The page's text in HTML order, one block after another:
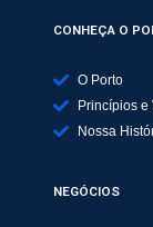
CONHEÇA O
O Porto
Princípios e
Nossa
NEGÓCIOS